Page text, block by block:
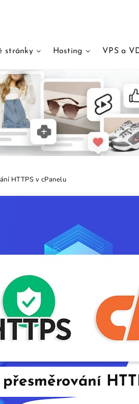
stránky Hosting VPS a
HTTPS v cPanelu